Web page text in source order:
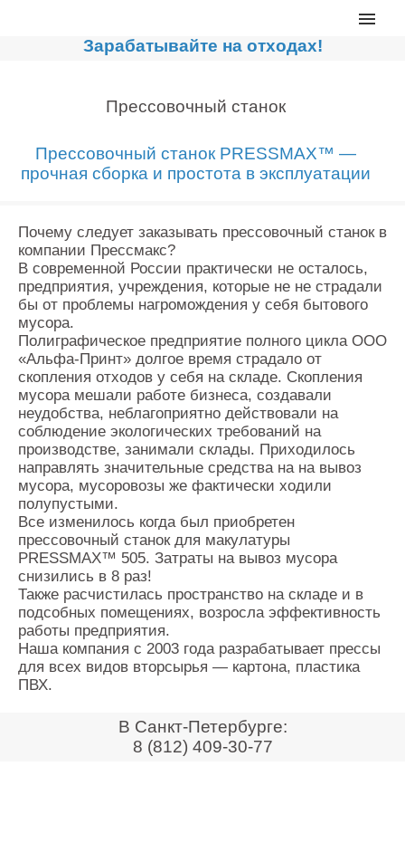
Главная
Сортировочные линии
Дробильное оборудование
Реализованные проекты
Видео
Лизинг
Мировые новости
О нас
Контакты
Оставить заявку
Зарабатывайте на отходах!
Прессовочный станок
Прессовочный станок PRESSMAX™ —
прочная сборка и простота в эксплуатации
Почему следует заказывать прессовочный станок в
компании Прессмакс?
В современной России практически не осталось,
предприятия, учреждения, которые не не страдали
бы от проблемы нагромождения у себя бытового
мусора.
Полиграфическое предприятие полного цикла ООО
«Альфа-Принт» долгое время страдало от
скопления отходов у себя на складе. Скопления
мусора мешали работе бизнеса, создавали
неудобства, неблагоприятно действовали на
соблюдение экологических требований на
производстве, занимали склады. Приходилось
направлять значительные средства на на вывоз
мусора, мусоровозы же фактически ходили
полупустыми.
Все изменилось когда был приобретен
прессовочный станок для макулатуры
PRESSMAX™ 505. Затраты на вывоз мусора
снизились в 8 раз!
Также расчистилась пространство на складе и в
подсобных помещениях, возросла эффективность
работы предприятия.
Наша компания с 2003 года разрабатывает прессы
для всех видов вторсырья — картона, пластика
ПВХ.
В Санкт-Петербурге:
8 (812) 409-30-77